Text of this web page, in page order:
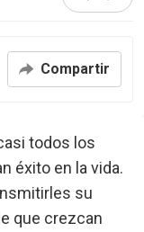
Compartir
todos los
éxito en la vida.
su
que crezcan